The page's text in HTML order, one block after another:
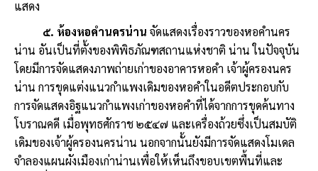
แสดง
๕. ห้องหอคำนครน่าน จัดแสดงเรื่องราวของหอคำนคร
น่าน อันเป็นที่ตั้งของพิพิธภัณฑสถานแห่งชาติ น่าน ในปัจจุบัน
โดยมีการจัดแสดงภาพถ่ายเก่าของอาคารหอคำ เจ้าผู้ครองนคร
น่าน การขุดแต่งแนวกำแพงเดิมของหอคำในอดีตประกอบกับ
การจัดแสดงอิฐแนวกำแพงเก่าของหอคำที่ได้จากการขุดค้นทาง
โบราณคดี เมื่อพุทธศักราช ๒๕๔๗ และเครื่องถ้วยซึ่งเป็นสมบัติ
เดิมของเจ้าผู้ครองนครน่าน นอกจากนั้นยังมีการจัดแสดงโมเดล
จำลองแผนผังเมืองเก่าน่านเพื่อให้เห็นถึงขอบเขตพื้นที่และ